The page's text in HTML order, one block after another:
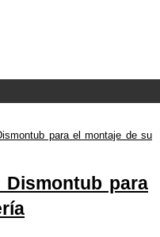
para el montaje de su
para